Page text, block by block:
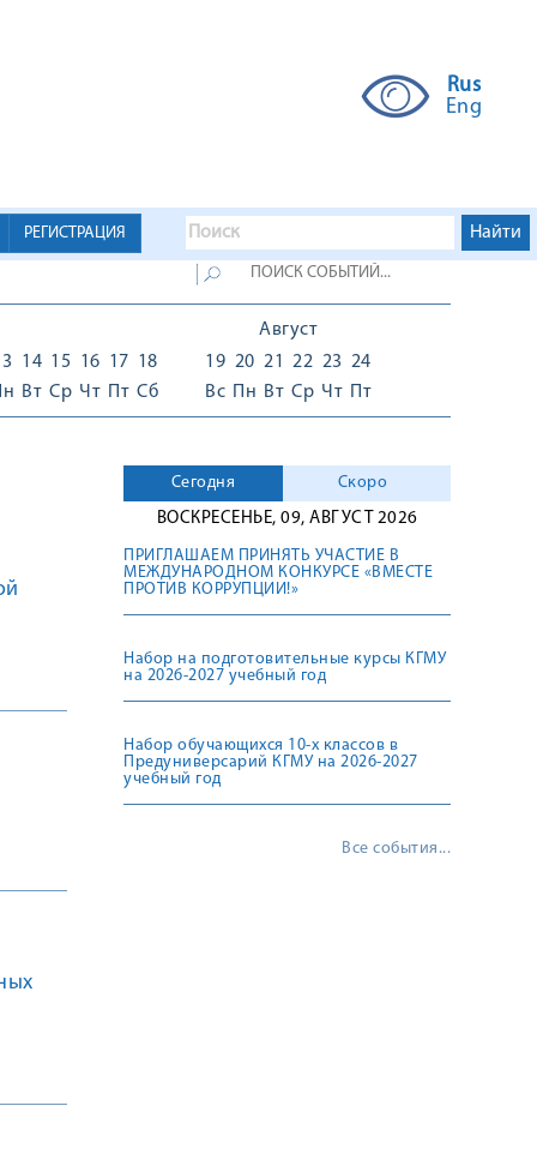
Rus
Eng
РЕГИСТРАЦИЯ
14
Вт
15
Ср
16
Чт
17
Пт
18
Сб
Август
19
Вс
20
Пн
21
Вт
22
Ср
23
Чт
24
Пт
Сегодня
Скоро
ВОСКРЕСЕНЬЕ, 09, АВГУСТ 2026
ПРИГЛАШАЕМ ПРИНЯТЬ УЧАСТИЕ В
МЕЖДУНАРОДНОМ КОНКУРСЕ «ВМЕСТЕ
ПРОТИВ КОРРУПЦИИ!»
Набор на подготовительные курсы КГМУ
на 2026-2027 учебный год
Набор обучающихся 10-х классов в
Предуниверсарий КГМУ на 2026-2027
учебный год
Все события...